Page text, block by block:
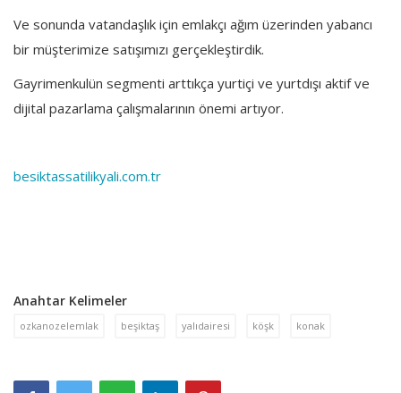
Ve sonunda vatandaşlık için emlakçı ağım üzerinden yabancı
bir müşterimize satışımızı gerçekleştirdik.
Gayrimenkulün segmenti arttıkça yurtiçi ve yurtdışı aktif ve
dijital pazarlama çalışmalarının önemi artıyor.
besiktassatilikyali.com.tr
Anahtar Kelimeler
ozkanozelemlak beşiktaş yalıdairesi köşk konak